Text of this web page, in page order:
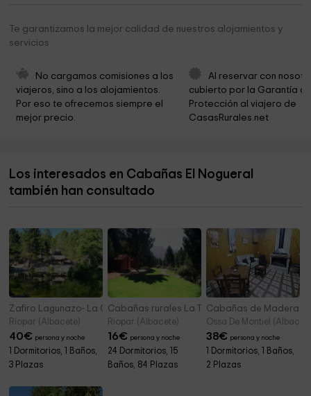
Te garantizamos la mejor calidad de nuestros alojamientos y
servicios
No cargamos comisiones a los
viajeros, sino a los alojamientos.
Por eso te ofrecemos siempre el
mejor precio.
Al reservar con
cubierto por la Garantía
Protección al viajero de
CasasRurales.net
Los interesados en Cabañas El Nogueral
también han consultado
Zafiro Lagunazo- La Cabaña del Lago
Riopar (Albacete)
40€ persona y noche
1 Dormitorios, 1 Baños,
3 Plazas
Cabañas rurales La Toma del Agua
Riopar (Albacete)
16€ persona y noche
24 Dormitorios, 15
Baños, 84 Plazas
Cabañas de Madera
Ossa De Montiel
38€ persona y noche
1 Dormitorios, 1 Baños,
2 Plazas